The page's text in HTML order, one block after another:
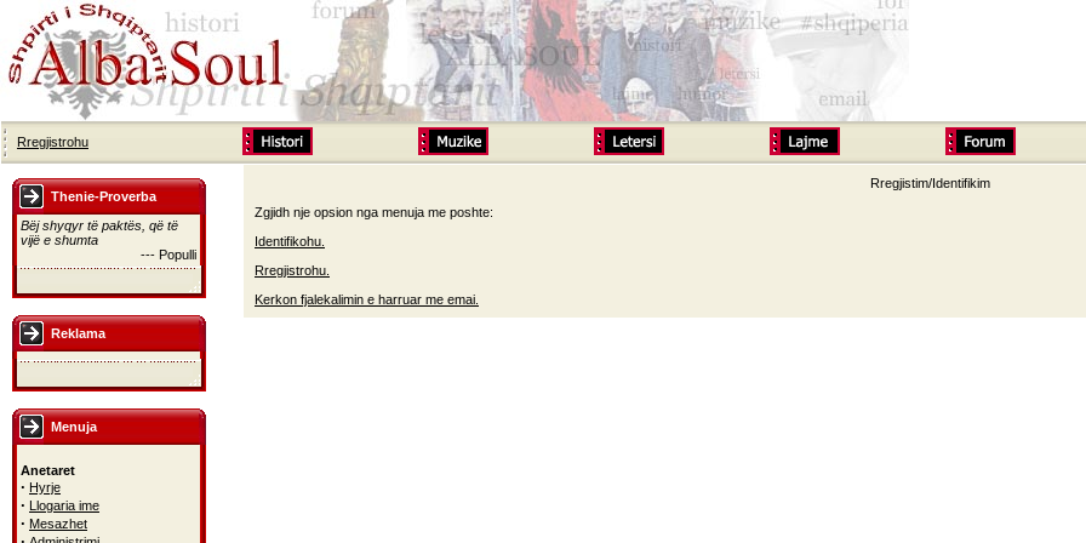
Rregjistrohu
Thenie-Proverba
Bëj shyqyr të paktës, që të
vijë e shumta
--- Populli
Reklama
Menuja
Anetaret
· Hyrje
· Llogaria ime
· Mesazhet
Rregjistim/Identifikim
Zgjidh nje opsion nga menuja me poshte:
Identifikohu.
Rregjistrohu.
Kerkon fjalekalimin e harruar me emai.